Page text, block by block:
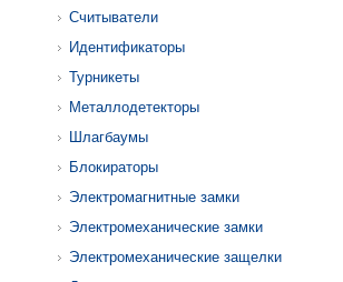
Считыватели
Идентификаторы
Турникеты
Металлодетекторы
Шлагбаумы
Блокираторы
Электромагнитные замки
Электромеханические замки
Электромеханические защелки